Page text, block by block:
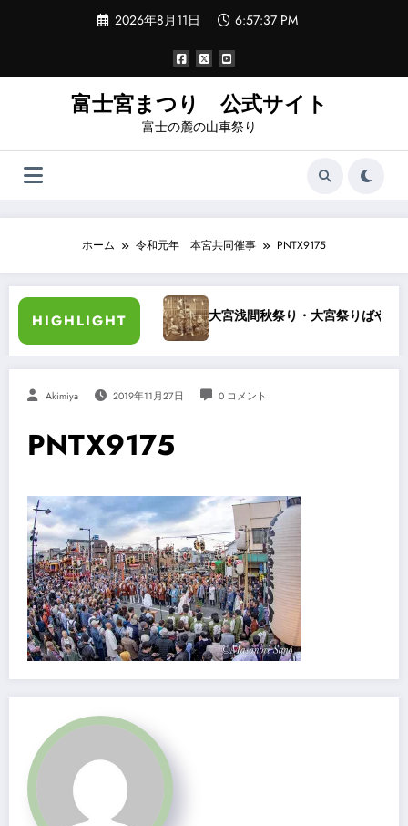
ツ
2026年8月11日 6:57:38 PM
富士宮まつり 公式サイト
富士の麓の山車祭り
ホーム 令和元年 本宮共同催事 PNTX9175
HIGHLIGHT
袖日記 大宮浅間秋祭り・大宮祭りばやし 夜噺
Akimiya 2019年11月27日 0 コメント
PNTX9175